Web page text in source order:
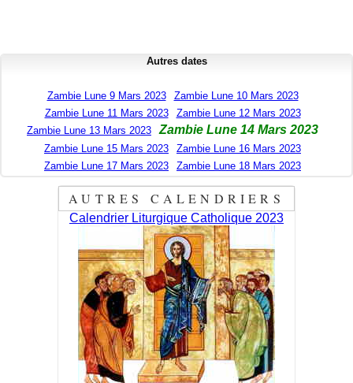
Autres dates
Zambie Lune 9 Mars 2023
Zambie Lune 10 Mars 2023
Zambie Lune 11 Mars 2023
Zambie Lune 12 Mars 2023
Zambie Lune 13 Mars 2023
Zambie Lune 14 Mars 2023
Zambie Lune 15 Mars 2023
Zambie Lune 16 Mars 2023
Zambie Lune 17 Mars 2023
Zambie Lune 18 Mars 2023
AUTRES CALENDRIERS
Calendrier Liturgique Catholique 2023